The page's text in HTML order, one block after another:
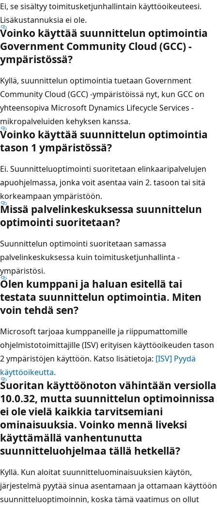
Ei, se sisältyy toimitusketjunhallintain käyttöoikeuteesi.
Lisäkustannuksia ei ole.
Voinko käyttää suunnittelun optimointia
Government Community Cloud (GCC) -
ympäristössä?
Kyllä, suunnittelun optimointia tuetaan Government
Community Cloud (GCC) -ympäristöissä nyt, kun GCC on
yhteensopiva Microsoft Dynamics Lifecycle Services -
mikropalveluiden kehyksen kanssa.
Voinko käyttää suunnittelun optimointia
tason 1 ympäristössä?
Ei. Suunnitteluoptimointi suoritetaan elinkaaripalvelujen
apuohjelmassa, jonka voit asentaa vain 2. tasoon tai sitä
korkeampaan ympäristöön.
Missä palvelinkeskuksessa suunnittelun
optimointi suoritetaan?
Suunnittelun optimointi suoritetaan samassa
palvelinkeskuksessa kuin toimitusketjunhallinta -
ympäristösi.
Olen kumppani ja haluan esitellä tai
testata suunnittelun optimointia. Miten
voin tehdä sen?
Microsoft tarjoaa kumppaneille ja riippumattomille
ohjelmistotoimittajille (ISV) erityisen käyttöoikeuden tason
2 ympäristöjen käyttöön. Katso lisätietoja: [ISV] Pyydä
käyttöoikeutta.
Suoritan käyttöönoton vähintään versiolla
10.0.32, mutta suunnittelun optimoinnissa
ei ole vielä kaikkia tarvitsemiani
ominaisuuksia. Voinko mennä liveksi
käyttämällä vanhentunutta
suunnitteluohjelmaa tällä hetkellä?
Kyllä. Kun aloitat suunnitteluominaisuuksien käytön,
järjestelmä pyytää sinua asentamaan ja ottamaan käyttöön
suunnitteluoptimoinnin, koska tämä vaatimus on ollut